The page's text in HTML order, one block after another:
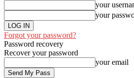
your
your
Forgot your password?
Password recovery
Recover your password
your email